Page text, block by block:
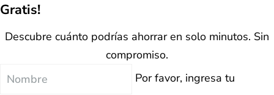
Gratis!
Descubre cuánto podrías ahorrar en solo minutos. Sin
compromiso.
Nombre
Por favor, ingresa tu